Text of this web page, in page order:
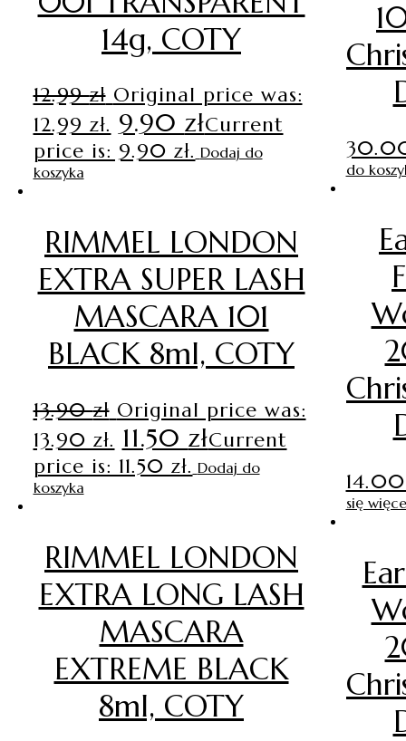
14g, COTY
12.99zł Original price was:
12.99 zł. 9.90 złCurrent
price is: 9.90 zł. Dodaj do
koszyka
RIMMEL LONDON
EXTRA SUPER LASH
MASCARA 101
BLACK 8ml, COTY
13.90zł Original price was:
13.90 zł. 11.50 złCurrent
price is: 11.50 zł. Dodaj do
koszyka
RIMMEL LONDON
EXTRA LONG LASH
MASCARA
EXTREME BLACK
8ml, COTY
do
się